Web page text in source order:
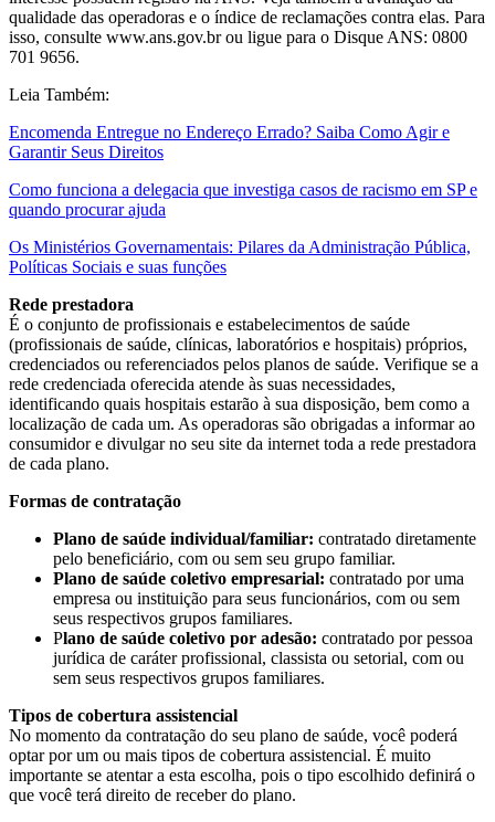
qualidade das operadoras e o índice de reclamações contra elas. Para
isso, consulte www.ans.gov.br ou ligue para o Disque ANS: 0800
701 9656.
Leia Também:
Encomenda Entregue no Endereço Errado? Saiba Como Agir e
Garantir Seus Direitos
Como funciona a delegacia que investiga casos de racismo em SP e
quando procurar ajuda
Os Ministérios Governamentais: Pilares da Administração Pública,
Políticas Sociais e suas funções
Rede prestadora
É o conjunto de profissionais e estabelecimentos de saúde
(profissionais de saúde, clínicas, laboratórios e hospitais) próprios,
credenciados ou referenciados pelos planos de saúde. Verifique se a
rede credenciada oferecida atende às suas necessidades,
identificando quais hospitais estarão à sua disposição, bem como a
localização de cada um. As operadoras são obrigadas a informar ao
consumidor e divulgar no seu site da internet toda a rede prestadora
de cada plano.
Formas de contratação
Plano de saúde individual/familiar: contratado diretamente
pelo beneficiário, com ou sem seu grupo familiar.
Plano de saúde coletivo empresarial: contratado por uma
empresa ou instituição para seus funcionários, com ou sem
seus respectivos grupos familiares.
Plano de saúde coletivo por adesão: contratado por pessoa
jurídica de caráter profissional, classista ou setorial, com ou
sem seus respectivos grupos familiares.
Tipos de cobertura assistencial
No momento da contratação do seu plano de saúde, você poderá
optar por um ou mais tipos de cobertura assistencial. É muito
importante se atentar a esta escolha, pois o tipo escolhido definirá o
que você terá direito de receber do plano.